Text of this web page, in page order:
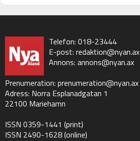
Telefon: 018-23444
E-post: redaktion@nyan.ax
Annons: annons@nyan.ax
Prenumeration: prenumeration@nyan.ax
Adress: Norra Esplanadgatan 1
22100 Mariehamn
ISSN 0359-1441 (print)
ISSN 2490-1628 (online)